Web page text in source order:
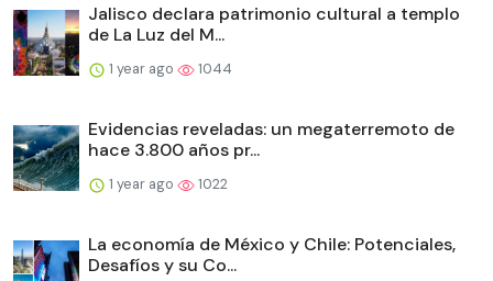
Jalisco declara patrimonio cultural a templo
de La Luz del M...
1 year ago 1044
Evidencias reveladas: un megaterremoto de
hace 3.800 años pr...
1 year ago 1022
La economía de México y Chile: Potenciales,
Desafíos y su Co...